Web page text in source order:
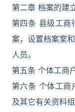
第二章 档案的建
第四条 县级工商
案，设置档案室
人员。
第五条 个体工商
第六条 个体工商
及其它有关资料组